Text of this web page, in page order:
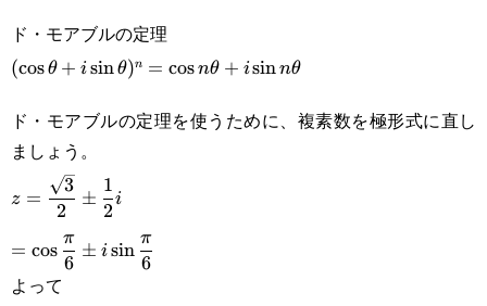
ド・モアブルの定理
(\cos
\sin
\theta)^n =
{n\theta}+i
\sin
(cosθ + isinθ)n = cosnθ + isinnθ
ド・モアブルの定理を使うために、複素数を極形式に直し
ましょう。
\displaystyle
z=\frac{\sqrt{3}}
{2}\pm \frac{1}
{2}i
z =
2
3
±
2
1
i
\displaystyle
=\cos\frac{\pi}
= cos
6
π
± isin
6
π
よって